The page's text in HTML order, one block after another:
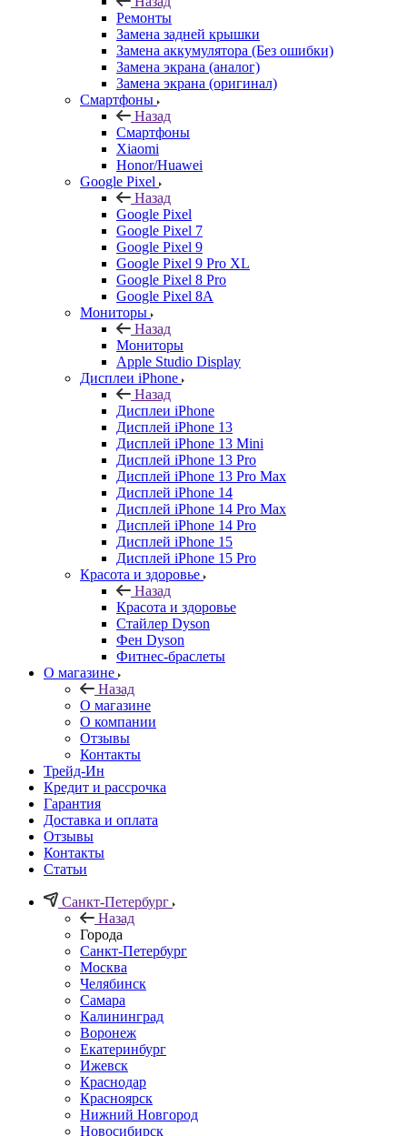
Ремонты
Замена задней крышки
Замена аккумулятора (Без ошибки)
Замена экрана (аналог)
Замена экрана (оригинал)
Смартфоны
Назад
Смартфоны
Xiaomi
Honor/Huawei
Google Pixel
Назад
Google Pixel
Google Pixel 7
Google Pixel 9
Google Pixel 9 Pro XL
Google Pixel 8 Pro
Google Pixel 8A
Мониторы
Назад
Мониторы
Apple Studio Display
Дисплеи iPhone
Назад
Дисплеи iPhone
Дисплей iPhone 13
Дисплей iPhone 13 Mini
Дисплей iPhone 13 Pro
Дисплей iPhone 13 Pro Max
Дисплей iPhone 14
Дисплей iPhone 14 Pro Max
Дисплей iPhone 14 Pro
Дисплей iPhone 15
Дисплей iPhone 15 Pro
Красота и здоровье
Назад
Красота и здоровье
Стайлер Dyson
Фен Dyson
Фитнес-браслеты
О магазине
Назад
О магазине
О компании
Отзывы
Контакты
Трейд-Ин
Кредит и рассрочка
Гарантия
Доставка и оплата
Отзывы
Контакты
Статьи
Санкт-Петербург
Назад
Города
Санкт-Петербург
Москва
Челябинск
Самара
Калининград
Воронеж
Екатеринбург
Ижевск
Краснодар
Красноярск
Нижний Новгород
Новосибирск